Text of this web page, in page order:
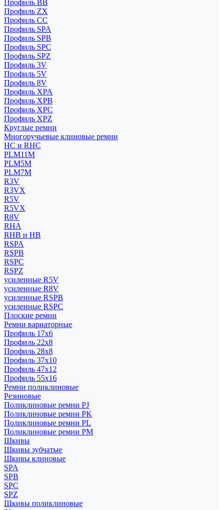
Профиль BB
Профиль ZX
Профиль CC
Профиль SPA
Профиль SPB
Профиль SPC
Профиль SPZ
Профиль 3V
Профиль 5V
Профиль 8V
Профиль XPA
Профиль XPB
Профиль XPC
Профиль XPZ
Круглые ремни
Многоручьевые клиновые ремни
HC и RHC
PLM11M
PLM5M
PLM7M
R3V
R3VX
R5V
R5VX
R8V
RHA
RHB и HB
RSPA
RSPB
RSPC
RSPZ
усиленные R5V
усиленные R8V
усиленные RSPB
усиленные RSPC
Плоские ремни
Ремни вариаторные
Профиль 17x6
Профиль 22x8
Профиль 28x8
Профиль 37x10
Профиль 47x12
Профиль 55x16
Ремни поликлиновые
Резиновые
Поликлиновые ремни PJ
Поликлиновые ремни PK
Поликлиновые ремни PL
Поликлиновые ремни PM
Шкивы
Шкивы зубчатые
Шкивы клиновые
SPA
SPB
SPC
SPZ
Шкивы поликлиновые